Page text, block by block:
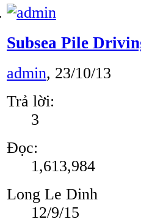
Subsea Pile
admin, 23/10/13
Trả lời:
3
Đọc:
1,613,984
Long Le Dinh
12/9/15